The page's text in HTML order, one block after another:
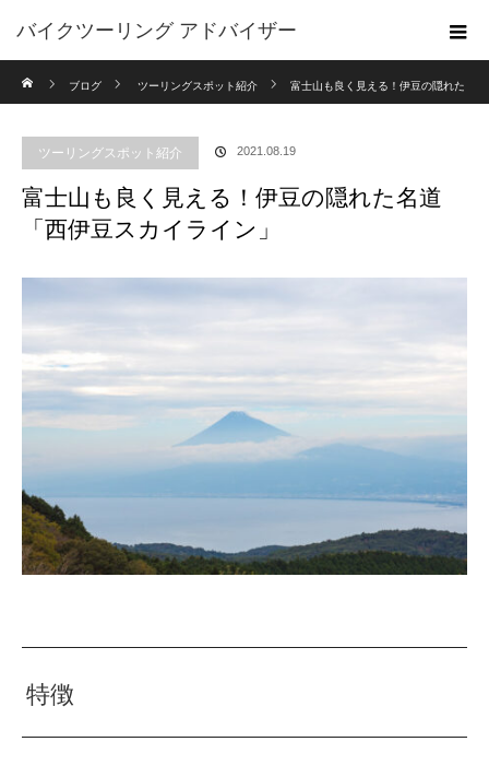
バイクツーリング アドバイザー
ブログ
ツーリングスポット紹介 富士山も良く見える！伊豆の隠れた
ツーリングスポット紹介 2021.08.19
富士山も良く見える！伊豆の隠れた名道
「西伊豆スカイライン」
特徴